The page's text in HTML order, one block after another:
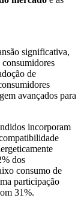
significativa,
de
avançados para
incorporam
dos
consumo de
participação
31%.